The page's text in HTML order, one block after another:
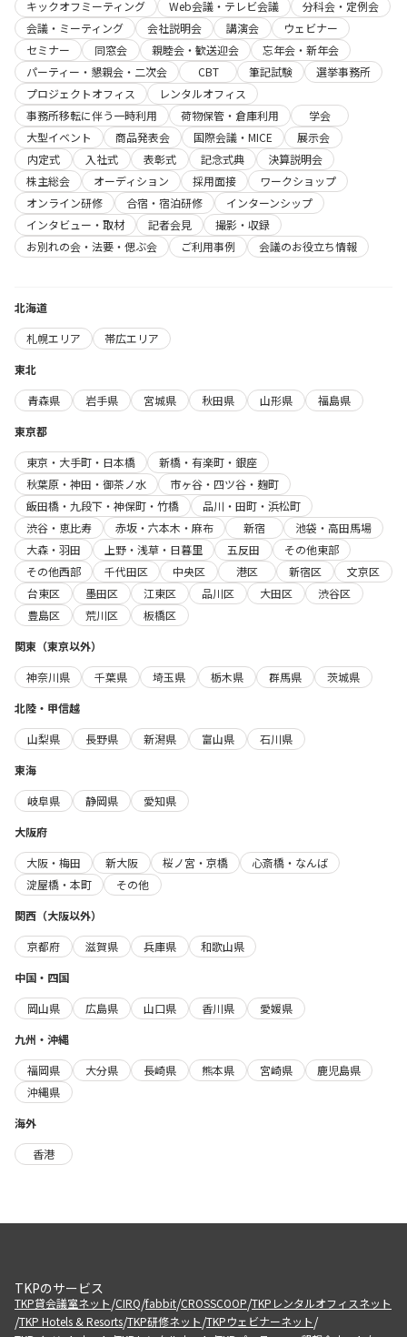
キックオフミーティング
Web会議・テレビ会議
分科会・定例会
会議・ミーティング
会社説明会 講演会
ウェビナー
セミナー
同窓会 親睦会・歓送迎会
忘年会・新年会
パーティー・懇親会・二次会
CBT 筆記試験
選挙事務所
プロジェクトオフィス
レンタルオフィス
事務所移転に伴う一時利用
荷物保管・倉庫利用
学会
大型イベント
商品発表会 国際会議・MICE
展示会
内定式
入社式 表彰式 記念式典
決算説明会
株主総会
オーディション 採用面接
ワークショップ
オンライン研修
合宿・宿泊研修
インターンシップ
インタビュー・取材
記者会見
撮影・収録
お別れの会・法要・偲ぶ会
ご利用事例 会議のお役立ち情報
北海道
札幌エリア
帯広エリア
東北
青森県
岩手県 宮城県 秋田県 山形県
福島県
東京都
東京・大手町・日本橋
新橋・有楽町・銀座
秋葉原・神田・御茶ノ水
市ヶ谷・四ツ谷・麹町
飯田橋・九段下・神保町・竹橋
品川・田町・浜松町
渋谷・恵比寿
赤坂・六本木・麻布 新宿
池袋・高田馬場
大森・羽田
上野・浅草・日暮里 五反田
その他東部
その他西部
千代田区 中央区 港区 新宿区
文京区
台東区
墨田区 江東区 品川区 大田区
渋谷区
豊島区
荒川区
板橋区
関東（東京以外）
神奈川県
千葉県 埼玉県 栃木県 群馬県
茨城県
北陸・甲信越
山梨県
長野県 新潟県 富山県
石川県
東海
岐阜県
静岡県
愛知県
大阪府
大阪・梅田
新大阪 桜ノ宮・京橋
心斎橋・なんば
淀屋橋・本町
その他
関西（大阪以外）
京都府
滋賀県 兵庫県
和歌山県
中国・四国
岡山県
広島県 山口県 香川県
愛媛県
九州・沖縄
福岡県
大分県 長崎県 熊本県 宮崎県
鹿児島県
沖縄県
海外
香港
TKPのサービス
TKP貸会議室ネット/CIRQ/fabbit/CROSSCOOP/TKPレンタルオフィスネット
/TKP Hotels & Resorts/TKP研修ネット/TKPウェビナーネット/